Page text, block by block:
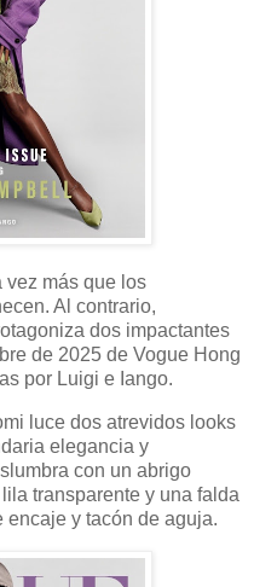
vez más que los
Al contrario,
dos impactantes
de 2025 de Vogue Hong
por Luigi e Iango.
luce dos atrevidos looks
elegancia y
con un abrigo
transparente y una falda
encaje y tacón de aguja.